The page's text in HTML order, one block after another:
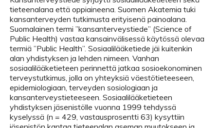
tieteenalana että oppiaineena. Suomen Akatemia tuki
kansanterveyden tutkimusta erityisenä painoalana.
Suomalainen termi ”kansanterveystiede” (Science of
Public Health) vastaa kansainvälisessä käytössä olevaa
termiä ”Public Health”. Sosiaalilääketiede jäi kuitenkin
alan yhdistyksen ja lehden nimeen. Vanhan
sosiaalilääketieteen perinnettä jatkaa sosioekonominen
terveystutkimus, jolla on yhteyksiä väestötieteeseen,
epidemiologiaan, terveyden sosiologiaan ja
kansanterveystieteeseen. Sosiaalilääketieteen
yhdistyksen jäsenistölle vuonna 1999 tehdyssä
kyselyssä (n = 429, vastausprosentti 63) kysyttiin